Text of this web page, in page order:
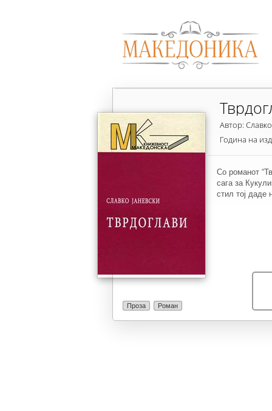
Проза Роман
Автор:
Година на
Со романот
сага за
стил тој даде